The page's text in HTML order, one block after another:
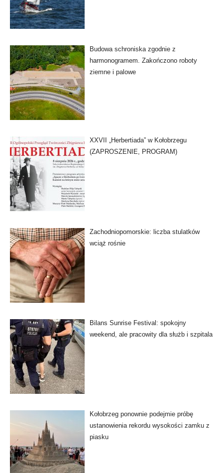
Budowa schroniska zgodnie z
harmonogramem. Zakończono roboty
ziemne i palowe
XXVII „Herbertiada” w Kołobrzegu
(ZAPROSZENIE, PROGRAM)
Zachodniopomorskie: liczba stulatków
wciąż rośnie
Bilans Sunrise Festival: spokojny
weekend, ale pracowity dla służb i szpitala
Kołobrzeg ponownie podejmie próbę
ustanowienia rekordu wysokości zamku z
piasku